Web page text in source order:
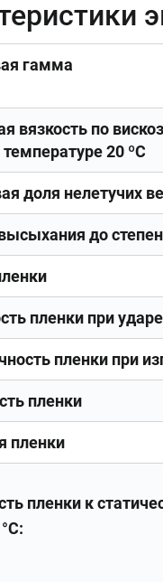
гамма
вязкость по
20 ºС
доля нелетучих
до
пленки при ударе
пленки при
пленки
пленки
пленки к